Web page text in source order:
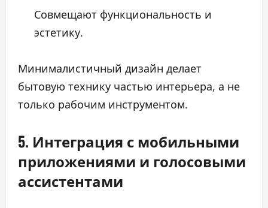
Совмещают функциональность и
эстетику.
Минималистичный дизайн делает
бытовую технику частью интерьера, а не
только рабочим инструментом.
5. Интеграция с мобильными
приложениями и голосовыми
ассистентами